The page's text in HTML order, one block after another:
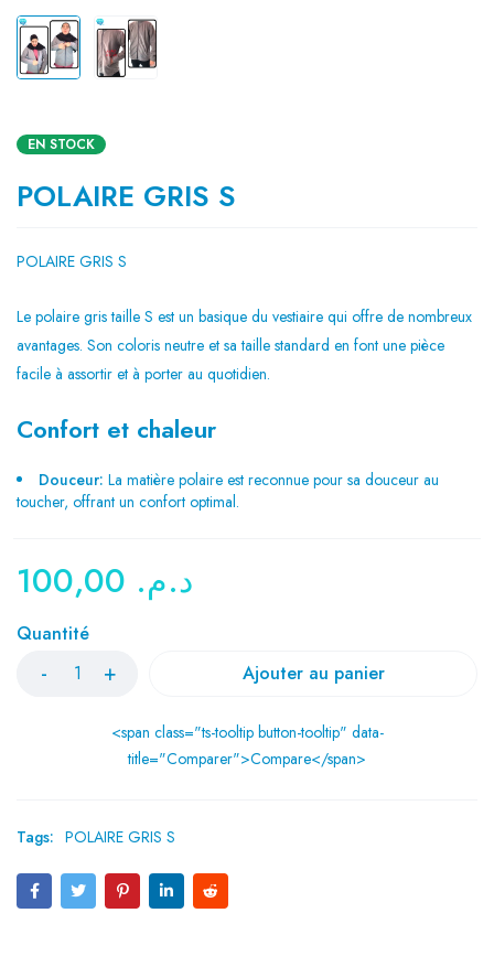
EN STOCK
POLAIRE GRIS S
POLAIRE GRIS S
Le polaire gris taille S est un basique du vestiaire qui offre de nombreux
avantages. Son coloris neutre et sa taille standard en font une pièce
facile à assortir et à porter au quotidien.
Confort et chaleur
Douceur: La matière polaire est reconnue pour sa douceur au
toucher, offrant un confort optimal.
د.م.
Quantité
Ajouter au panier
<span class="ts-tooltip button-tooltip" data-
title="Comparer">Compare</span>
Tags: POLAIRE GRIS S